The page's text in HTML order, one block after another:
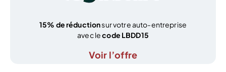
15% de réductionsur votre auto-entreprise
avec lecode LBDD15
Voir l’offre